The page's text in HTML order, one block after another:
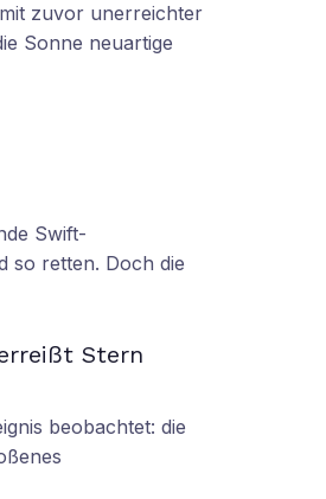
zuvor unerreichter
Sonne neuartige
Swift-
so retten. Doch die
Stern
beobachtet: die